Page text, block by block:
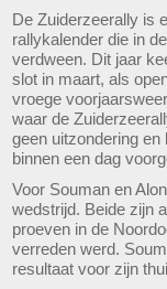
De Zuiderzeerally is
rallykalender die in
verdween. Dit jaar
slot in maart, als
vroege
waar de
geen uitzondering
binnen een dag
Voor Souman en
wedstrijd. Beide zijn
proeven in de
verreden werd.
resultaat voor zijn